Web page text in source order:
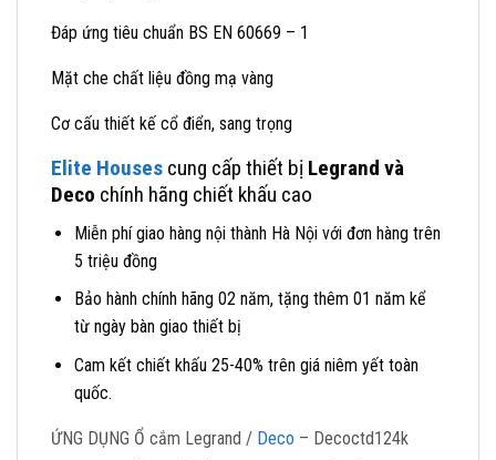
Đáp ứng tiêu chuẩn BS EN 60669 – 1
Mặt che chất liệu đồng mạ vàng
Cơ cấu thiết kế cổ điển, sang trọng
Elite Houses cung cấp thiết bị Legrand và
Deco chính hãng chiết khấu cao
Miễn phí giao hàng nội thành Hà Nội với đơn hàng trên
5 triệu đồng
Bảo hành chính hãng 02 năm, tặng thêm 01 năm kể
từ ngày bàn giao thiết bị
Cam kết chiết khấu 25-40% trên giá niêm yết toàn
quốc.
ỨNG DỤNG Ổ cắm Legrand / Deco – Decoctd124k